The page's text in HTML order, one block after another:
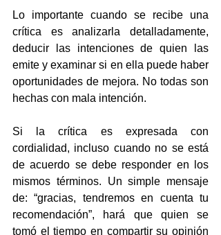
Lo importante cuando se recibe una
crítica es analizarla detalladamente,
deducir las intenciones de quien las
emite y examinar si en ella puede haber
oportunidades de mejora. No todas son
hechas con mala intención.
Si la crítica es expresada con
cordialidad, incluso cuando no se está
de acuerdo se debe responder en los
mismos términos. Un simple mensaje
de: “gracias, tendremos en cuenta tu
recomendación”, hará que quien se
tomó el tiempo en compartir su opinión